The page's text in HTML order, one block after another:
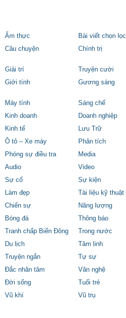
Ẩm thực Bài viết chọn lọc
Câu chuyện
Chính trị
Giải trí
Truyện cười
Giới tính
Gương sáng
Máy tính
Sáng chế
Kinh doanh
Doanh nghiệp
Kinh tế
Lưu Trữ
Ô tô – Xe máy
Phân tích
Phóng sự điều tra
Media
Audio
Video
Sự cố
Sự kiện
Làm đẹp
Tài liệu kỹ thuật
Chiến sự
Năng lượng
Bóng đá
Thông báo
Tranh chấp Biển Đông
Trong nước
Du lịch
Tâm linh
Truyện ngắn
Tự sự
Đắc nhân tâm
Văn nghệ
Đời sống
Tuổi trẻ
Vũ khí
Vũ trụ